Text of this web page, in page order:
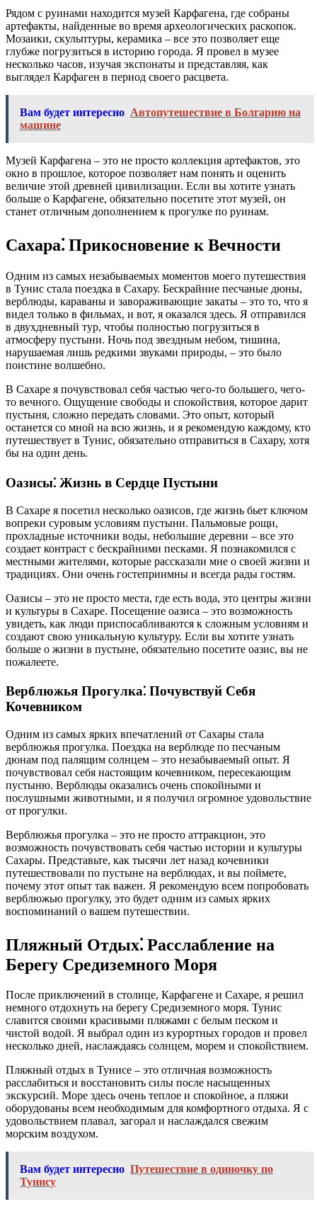
Рядом с руинами находится музей Карфагена, где собраны
артефакты, найденные во время археологических раскопок.
Мозаики, скульптуры, керамика – все это позволяет еще
глубже погрузиться в историю города. Я провел в музее
несколько часов, изучая экспонаты и представляя, как
выглядел Карфаген в период своего расцвета.
Вам будет интересно Автопутешествие в Болгарию на
машине
Музей Карфагена – это не просто коллекция артефактов, это
окно в прошлое, которое позволяет нам понять и оценить
величие этой древней цивилизации. Если вы хотите узнать
больше о Карфагене, обязательно посетите этот музей, он
станет отличным дополнением к прогулке по руинам.
Сахара⁚ Прикосновение к Вечности
Одним из самых незабываемых моментов моего путешествия
в Тунис стала поездка в Сахару. Бескрайние песчаные дюны,
верблюды, караваны и завораживающие закаты – это то, что я
видел только в фильмах, и вот, я оказался здесь. Я отправился
в двухдневный тур, чтобы полностью погрузиться в
атмосферу пустыни. Ночь под звездным небом, тишина,
нарушаемая лишь редкими звуками природы, – это было
поистине волшебно.
В Сахаре я почувствовал себя частью чего-то большего, чего-
то вечного. Ощущение свободы и спокойствия, которое дарит
пустыня, сложно передать словами. Это опыт, который
останется со мной на всю жизнь, и я рекомендую каждому, кто
путешествует в Тунис, обязательно отправиться в Сахару, хотя
бы на один день.
Оазисы⁚ Жизнь в Сердце Пустыни
В Сахаре я посетил несколько оазисов, где жизнь бьет ключом
вопреки суровым условиям пустыни. Пальмовые рощи,
прохладные источники воды, небольшие деревни – все это
создает контраст с бескрайними песками. Я познакомился с
местными жителями, которые рассказали мне о своей жизни и
традициях. Они очень гостеприимны и всегда рады гостям.
Оазисы – это не просто места, где есть вода, это центры жизни
и культуры в Сахаре. Посещение оазиса – это возможность
увидеть, как люди приспосабливаются к сложным условиям и
создают свою уникальную культуру. Если вы хотите узнать
больше о жизни в пустыне, обязательно посетите оазис, вы не
пожалеете.
Верблюжья Прогулка⁚ Почувствуй Себя
Кочевником
Одним из самых ярких впечатлений от Сахары стала
верблюжья прогулка. Поездка на верблюде по песчаным
дюнам под палящим солнцем – это незабываемый опыт. Я
почувствовал себя настоящим кочевником, пересекающим
пустыню. Верблюды оказались очень спокойными и
послушными животными, и я получил огромное удовольствие
от прогулки.
Верблюжья прогулка – это не просто аттракцион, это
возможность почувствовать себя частью истории и культуры
Сахары. Представьте, как тысячи лет назад кочевники
путешествовали по пустыне на верблюдах, и вы поймете,
почему этот опыт так важен. Я рекомендую всем попробовать
верблюжью прогулку, это будет одним из самых ярких
воспоминаний о вашем путешествии.
Пляжный Отдых⁚ Расслабление на
Берегу Средиземного Моря
После приключений в столице, Карфагене и Сахаре, я решил
немного отдохнуть на берегу Средиземного моря. Тунис
славится своими красивыми пляжами с белым песком и
чистой водой. Я выбрал один из курортных городов и провел
несколько дней, наслаждаясь солнцем, морем и спокойствием.
Пляжный отдых в Тунисе – это отличная возможность
расслабиться и восстановить силы после насыщенных
экскурсий. Море здесь очень теплое и спокойное, а пляжи
оборудованы всем необходимым для комфортного отдыха. Я с
удовольствием плавал, загорал и наслаждался свежим
морским воздухом.
Вам будет интересно Путешествие в одиночку по
Тунису